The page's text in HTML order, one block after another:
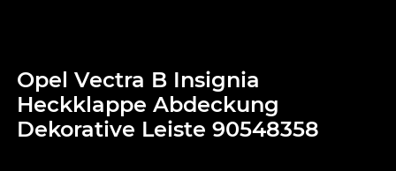
Opel Vectra B Insignia
Heckklappe Abdeckung
Dekorative Leiste 90548358